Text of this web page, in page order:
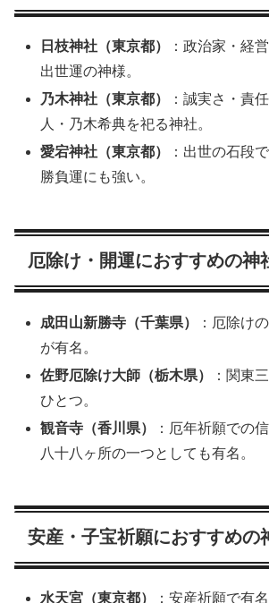
日枝神社（東京都）
：政治家・経
出世運の神様。
乃木神社（東京都）
：誠実さ・責
人・乃木希典を祀る神社。
愛宕神社（東京都）
：出世の石段
勝負運にも強い。
厄除け・開運におすすめの神
成田山新勝寺（千葉県）
：厄除け
が有名。
佐野厄除け大師（栃木県）
：関東
ひとつ。
観音寺（香川県）
：厄年祈願での
八十八ヶ所の一つとしても有名。
安産・子宝祈願におすすめの
水天宮（東京都） ：安産祈願で有